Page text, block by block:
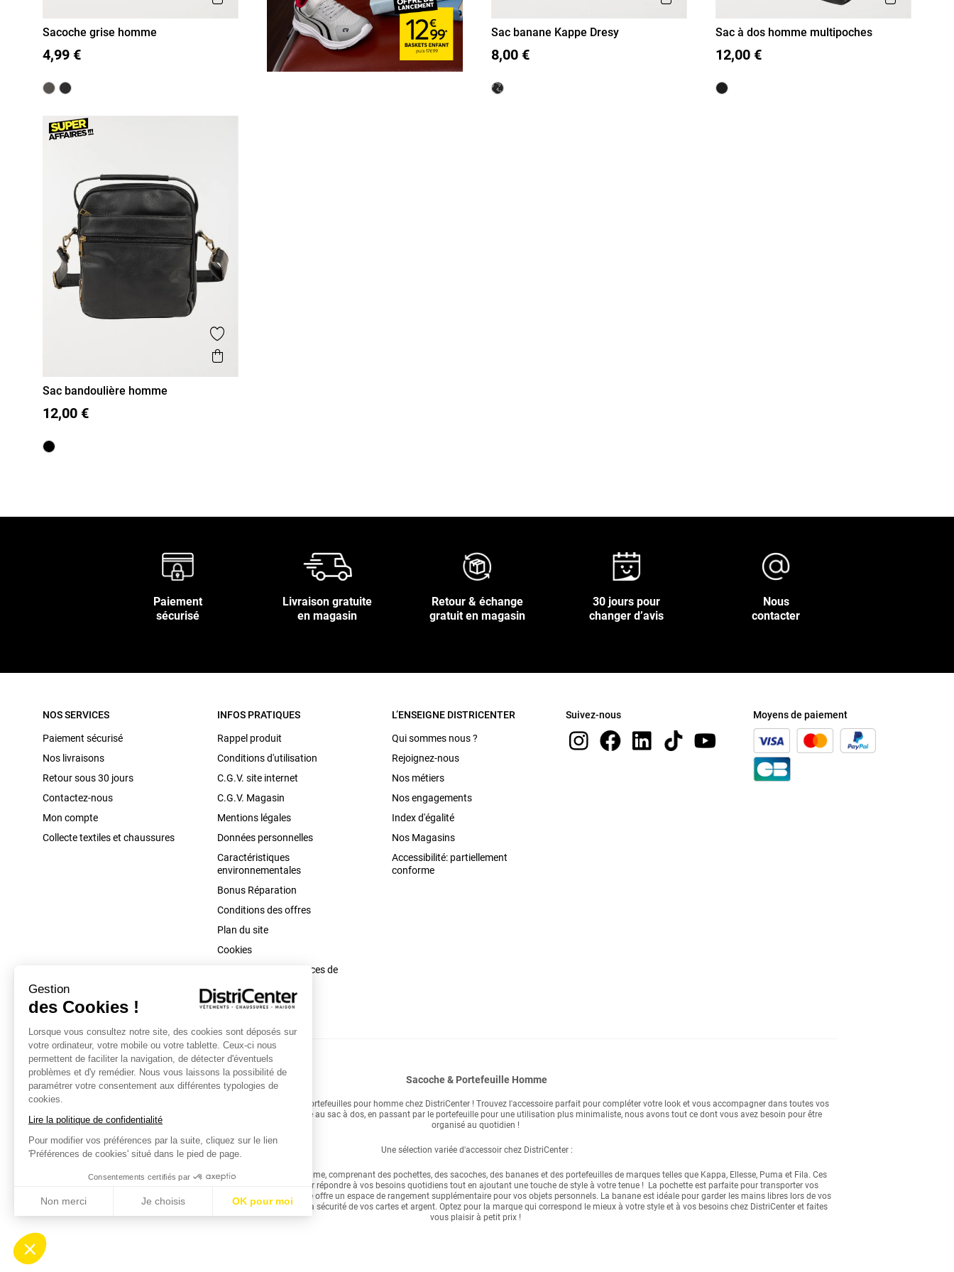
Gestion
des Cookies !
Lorsque vous consultez notre site, des cookies sont déposés sur
votre ordinateur, votre mobile ou votre tablette. Ceux-ci nous
permettent de faciliter la navigation, de détecter d'éventuels
problèmes et d'y remédier. Nous vous laissons la possibilité de
paramétrer votre consentement aux différentes typologies de
cookies.
Lire la politique de confidentialité
Pour modifier vos préférences par la suite, cliquez sur le lien
'Préférences de cookies' situé dans le pied de page.
Consentements certifiés par
Non merci Je choisis OK pour moi
Notre plateforme vous permet d'adapter et de gérer vos paramètres de confidentialité, en garantissant la conformité avec les réglementations. Personnalisez vos préférences pour
Sacoche & Portefeuille Homme
Découvrez notre sélection de sacs, sacoches et portefeuilles pour homme chez DistriCenter ! Trouvez l'accessoire parfait pour compléter votre look et vous accompagner dans toutes vos
aventures quotidiennes. De la sacoche pratique au sac à dos, en passant par le portefeuille pour une utilisation plus minimaliste, nous avons tout ce dont vous avez besoin pour être
organisé au quotidien !
Une sélection variée d'accessoir chez DistriCenter :
Découvrez notre gamme d'accessoires pour homme, comprenant des pochettes, des sacoches, des bananes et des portefeuilles de marques telles que Kappa, Ellesse, Puma et Fila. Ces
articles pratiques et élégants sont conçus pour répondre à vos besoins quotidiens tout en ajoutant une touche de style à votre tenue ! La pochette est parfaite pour transporter vos
essentiels en toute légèreté, tandis que la sacoche offre un espace de rangement supplémentaire pour vos objets personnels. La banane est idéale pour garder les mains libres lors de vos
déplacements, tandis que le portefeuille assure la sécurité de vos cartes et argent. Optez pour la marque qui correspond le mieux à votre style et à vos besoins chez DistriCenter et faites
vous plaisir à petit prix !
T U
Sacoche grise homme
4,99 € T U
Sac banane Kappe Dresy
8,00 € T U
Sac à dos homme multipoches
12,00 €
Ajouter aux favoris
Aperçu rapide
T U
Sac bandoulière homme
12,00 €
Paiement
sécurisé
Livraison gratuite
en magasin
Retour & échange
gratuit en magasin
30 jours pour
changer d’avis
Nous
contacter
NOS SERVICES
Paiement sécurisé
Nos livraisons
Retour sous 30 jours
Contactez-nous
Mon compte
Collecte textiles et chaussures
INFOS PRATIQUES
Rappel produit
Conditions d'utilisation
C.G.V. site internet
C.G.V. Magasin
Mentions légales
Données personnelles
Caractéristiques
environnementales
Bonus Réparation
Conditions des offres
Plan du site
Cookies
Modifier vos préférences de
L’ENSEIGNE DISTRICENTER
Qui sommes nous ?
Rejoignez-nous
Nos métiers
Nos engagements
Index d'égalité
Nos Magasins
Accessibilité: partiellement
conforme
Suivez-nous Moyens de paiement